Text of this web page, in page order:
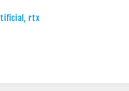
, rtx